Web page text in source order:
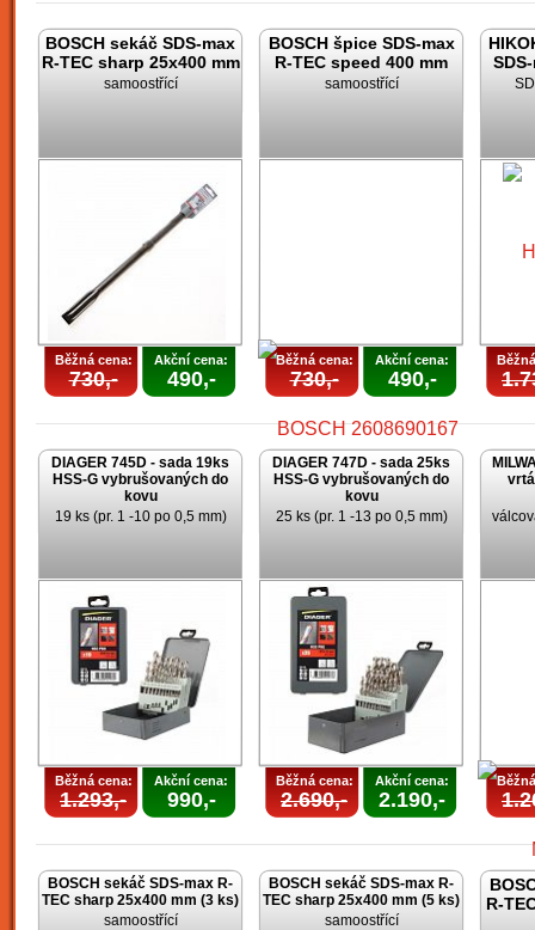
BOSCH sekáč SDS-max
R-TEC sharp 25x400 mm
samoostřící
Běžná cena:
730,-
Akční cena:
490,-
BOSCH špice SDS-max
R-TEC speed 400 mm
samoostřící
Běžná cena:
730,-
Akční cena:
490,-
DIAGER 745D - sada 19ks
HSS-G vybrušovaných do
kovu
19 ks (pr. 1 -10 po 0,5 mm)
Běžná cena:
1.293,-
Akční cena:
990,-
DIAGER 747D - sada 25ks
HSS-G vybrušovaných do
kovu
25 ks (pr. 1 -13 po 0,5 mm)
Běžná cena:
2.690,-
Akční cena:
2.190,-
BOSCH sekáč SDS-max R-
TEC sharp 25x400 mm (3 ks)
samoostřící
BOSCH sekáč SDS-max R-
TEC sharp 25x400 mm (5 ks)
samoostřící
R-